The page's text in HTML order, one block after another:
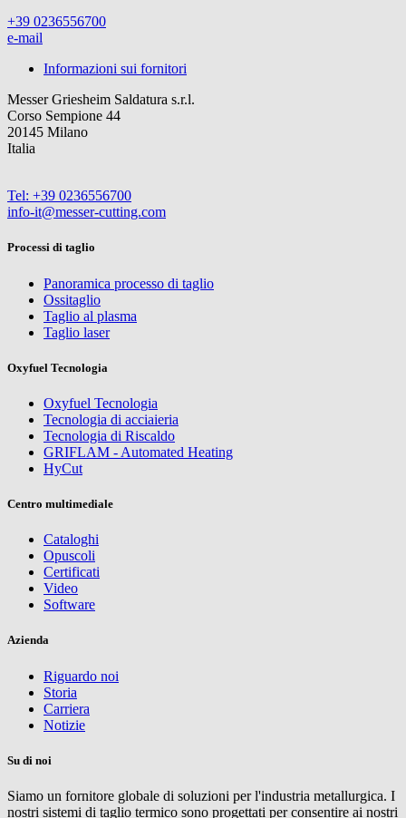
+39 0236556700
e-mail
Informazioni sui fornitori
Messer Griesheim Saldatura s.r.l.
Corso Sempione 44
20145 Milano
Italia
Tel: +39 0236556700
info-it@messer-cutting.com
Processi di taglio
Panoramica processo di taglio
Ossitaglio
Taglio al plasma
Taglio laser
Oxyfuel Tecnologia
Oxyfuel Tecnologia
Tecnologia di acciaieria
Tecnologia di Riscaldo
GRIFLAM - Automated Heating
HyCut
Centro multimediale
Cataloghi
Opuscoli
Certificati
Video
Software
Azienda
Riguardo noi
Storia
Carriera
Notizie
Su di noi
Siamo un fornitore globale di soluzioni per l'industria metallurgica. I
nostri sistemi di taglio termico sono progettati per consentire ai nostri